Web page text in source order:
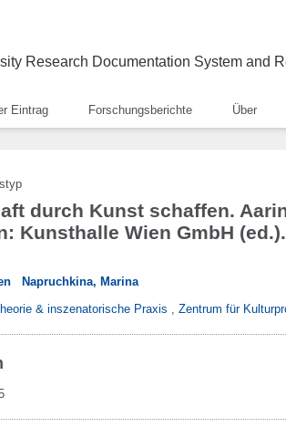
Research Documentation System and
Eintrag Forschungsberichte Über
durch Kunst schaffen.
Kunsthalle Wien GmbH
Napruchkina, Marina
& inszenatorische Praxis , Zentrum für